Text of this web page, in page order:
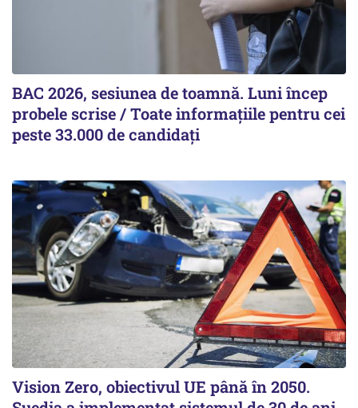
BAC 2026, sesiunea de toamnă. Luni încep
probele scrise / Toate informațiile pentru cei
peste 33.000 de candidați
Vision Zero, obiectivul UE până în 2050.